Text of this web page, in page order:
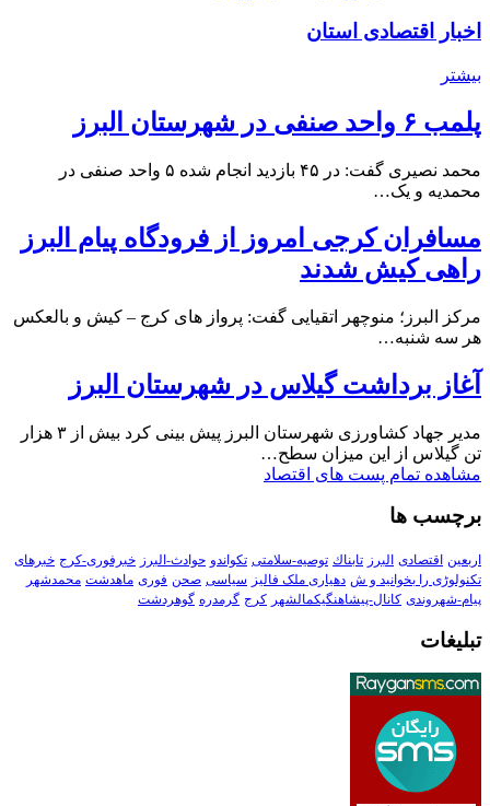
اخبار اقتصادی استان
بیشتر
پلمب ۶ واحد صنفی در شهرستان البرز
محمد نصیری گفت: در ۴۵ بازدید انجام شده ۵ واحد صنفی در
محمدیه و یک…
مسافران کرجی امروز از فرودگاه پیام البرز
راهی کیش شدند
مرکز البرز؛ منوچهر اتقیایی گفت: پرواز های کرج – کیش و بالعکس
هر سه شنبه…
آغاز برداشت گیلاس در شهرستان البرز
مدیر جهاد کشاورزی شهرستان البرز پیش بینی کرد بیش از ۳ هزار
تن گیلاس از این میزان سطح…
مشاهده تمام پست های اقتصاد
برچسب ها
اربعین اقتصادی البرز تابناك توصیه-سلامتی تکواندو حوادث-البرز خبرفوری-کرج خبرهای
تکنولوڑی را بخوانید و ش دهیاری ملک فالیز سیاسی صحن فوری ماهدشت محمدشهر
پیام-شهروندی کانال-پیشاهنگیکمالشهر کرج گرمدره گوهردشت
تبلیغات